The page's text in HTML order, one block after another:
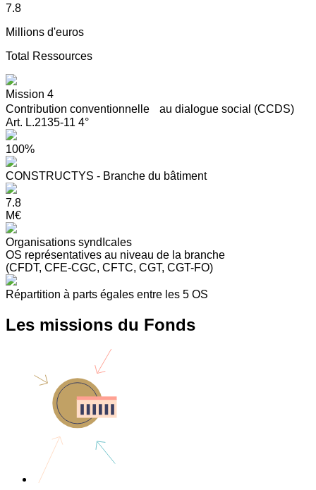
7.8
Millions d'euros
Total Ressources
Mission 4
Contribution conventionnelle au dialogue social (CCDS)
Art. L.2135-11 4°
100%
CONSTRUCTYS - Branche du bâtiment
7.8
M€
Organisations syndIcales
OS représentatives au niveau de la branche
(CFDT, CFE-CGC, CFTC, CGT, CGT-FO)
Répartition à parts égales entre les 5 OS
Les missions du Fonds